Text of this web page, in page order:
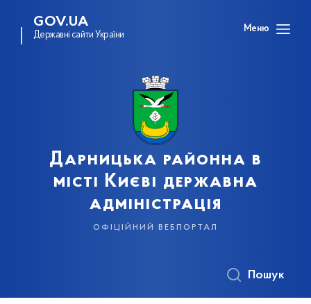
GOV.UA
Державні сайти України
Меню
Дарницька районна в
місті Києві державна
адміністрація
офіційний вебпортал
Пошук